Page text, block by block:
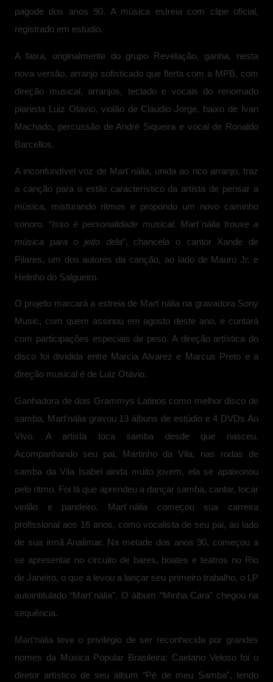
pagode dos anos 90. A música estreia com clipe oficial,
registrado em estúdio.
A faixa, originalmente do grupo Revelação, ganha, nesta
nova versão, arranjo sofisticado que flerta com a MPB, com
direção musical, arranjos, teclado e vocais do renomado
pianista Luiz Otávio, violão de Cláudio Jorge, baixo de Ivan
Machado, percussão de André Siqueira e vocal de Ronaldo
Barcellos.
A inconfundível voz de Mart´nália, unida ao rico arranjo, traz
a canção para o estilo característico da artista de pensar a
música, misturando ritmos e propondo um novo caminho
sonoro. “Isso é personalidade musical. Mart´nália trouxe a
música para o jeito dela”, chancela o cantor Xande de
Pilares, um dos autores da canção, ao lado de Mauro Jr. e
Helinho do Salgueiro.
O projeto marcará a estreia de Mart´nália na gravadora Sony
Music, com quem assinou em agosto deste ano, e contará
com participações especiais de peso. A direção artística do
disco foi dividida entre Marcia Alvarez e Marcus Preto e a
direção musical é de Luiz Otávio.
Ganhadora de dois Grammys Latinos como melhor disco de
samba, Mart'nália gravou 13 álbuns de estúdio e 4 DVDs Ao
Vivo. A artista toca samba desde que nasceu.
Acompanhando seu pai, Martinho da Vila, nas rodas de
samba da Vila Isabel ainda muito jovem, ela se apaixonou
pelo ritmo. Foi lá que aprendeu a dançar samba, cantar, tocar
violão e pandeiro. Mart´nália começou sua carreira
profissional aos 16 anos, como vocalista de seu pai, ao lado
de sua irmã Analimar. Na metade dos anos 90, começou a
se apresentar no circuito de bares, boates e teatros no Rio
de Janeiro, o que a levou a lançar seu primeiro trabalho, o LP
autointitulado “Mart´nália”. O álbum “Minha Cara” chegou na
sequência.
Mart’nália teve o privilégio de ser reconhecida por grandes
nomes da Música Popular Brasileira: Caetano Veloso foi o
diretor artístico de seu álbum “Pé de meu Samba”, tendo